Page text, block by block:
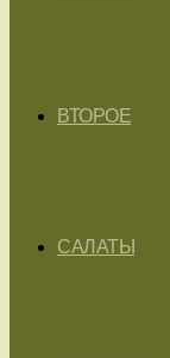
ВТОРОЕ
САЛАТЫ